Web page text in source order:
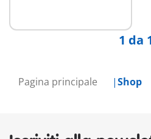
Pagina principale Shop
1 da